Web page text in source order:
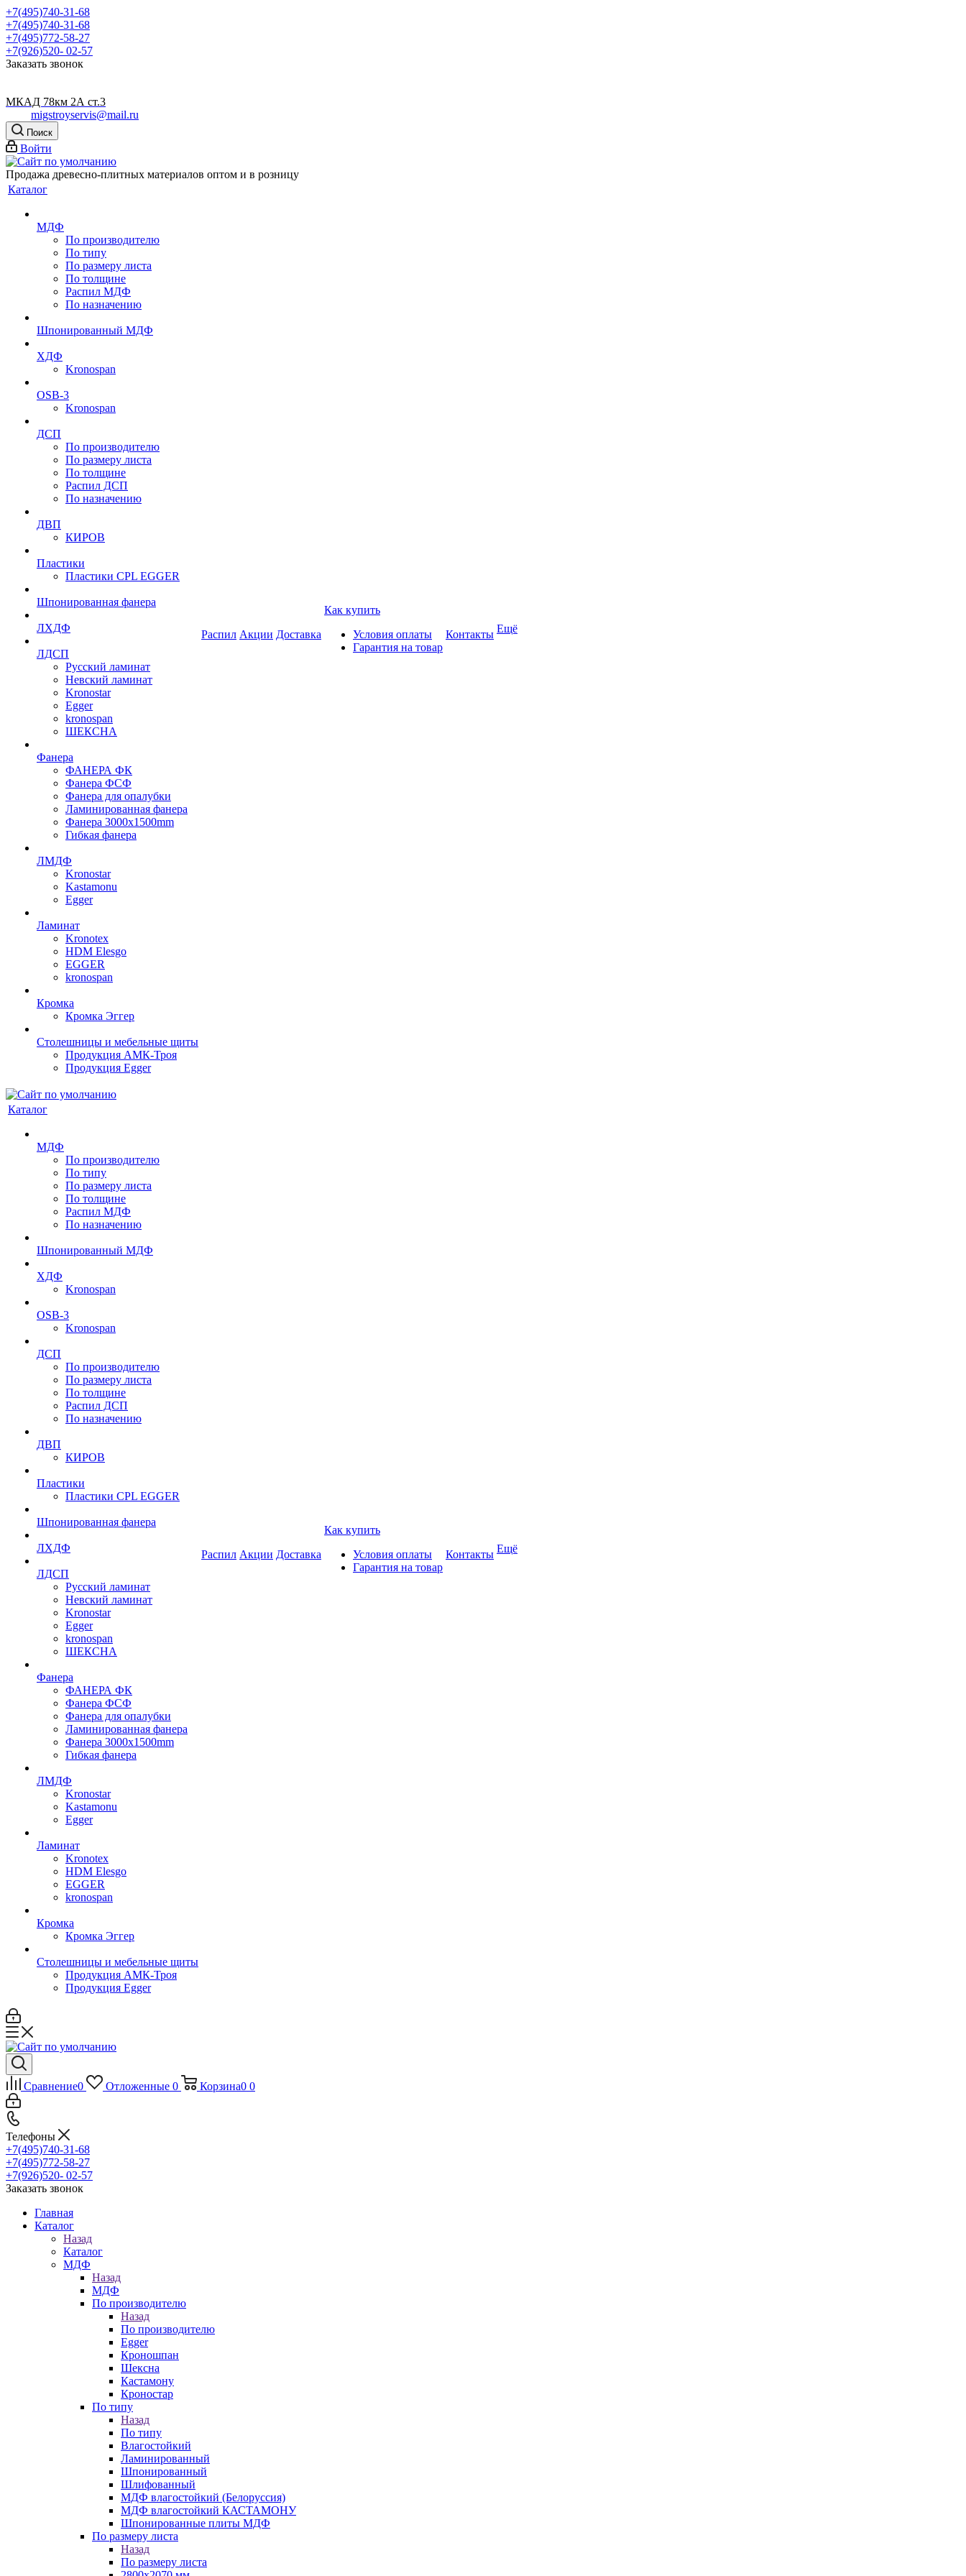
+7(495)740-31-68
+7(495)740-31-68
+7(495)772-58-27
+7(926)520- 02-57
Заказать звонок
МКАД 78км 2А ст.3
migstroyservis@mail.ru
Поиск
Войти
Продажа древесно-плитных материалов оптом и в розницу
Каталог
МДФ
По производителю
По типу
По размеру листа
По толщине
Распил МДФ
По назначению
Шпонированный МДФ
ХДФ
Kronospan
OSB-3
Kronospan
ДСП
По производителю
По размеру листа
По толщине
Распил ДСП
По назначению
ДВП
КИРОВ
Пластики
Пластики CPL EGGER
Шпонированная фанера
ЛХДФ
ЛДСП
Русский ламинат
Невский ламинат
Kronostar
Egger
kronospan
ШЕКСНА
Фанера
ФАНЕРА ФК
Фанера ФСФ
Фанера для опалубки
Ламинированная фанера
Фанера 3000х1500mm
Гибкая фанера
ЛМДФ
Kronostar
Kastamonu
Egger
Ламинат
Kronotex
HDM Elesgo
EGGER
kronospan
Кромка
Кромка Эггер
Столешницы и мебельные щиты
Продукция АМК-Троя
Продукция Egger
Распил Акции Доставка
Как купить
Условия оплаты
Гарантия на товар
Контакты Ещё
Каталог
МДФ
По производителю
По типу
По размеру листа
По толщине
Распил МДФ
По назначению
Шпонированный МДФ
ХДФ
Kronospan
OSB-3
Kronospan
ДСП
По производителю
По размеру листа
По толщине
Распил ДСП
По назначению
ДВП
КИРОВ
Пластики
Пластики CPL EGGER
Шпонированная фанера
ЛХДФ
ЛДСП
Русский ламинат
Невский ламинат
Kronostar
Egger
kronospan
ШЕКСНА
Фанера
ФАНЕРА ФК
Фанера ФСФ
Фанера для опалубки
Ламинированная фанера
Фанера 3000х1500mm
Гибкая фанера
ЛМДФ
Kronostar
Kastamonu
Egger
Ламинат
Kronotex
HDM Elesgo
EGGER
kronospan
Кромка
Кромка Эггер
Столешницы и мебельные щиты
Продукция АМК-Троя
Продукция Egger
Распил Акции Доставка
Как купить
Условия оплаты
Гарантия на товар
Контакты Ещё
Сравнение0 Отложенные 0 Корзина0 0
Телефоны
+7(495)740-31-68
+7(495)772-58-27
+7(926)520- 02-57
Заказать звонок
Главная
Каталог
Назад
Каталог
МДФ
Назад
МДФ
По производителю
Назад
По производителю
Egger
Кроношпан
Шексна
Кастамону
Кроностар
По типу
Назад
По типу
Влагостойкий
Ламинированный
Шпонированный
Шлифованный
МДФ влагостойкий (Белоруссия)
МДФ влагостойкий КАСТАМОНУ
Шпонированные плиты МДФ
По размеру листа
Назад
По размеру листа